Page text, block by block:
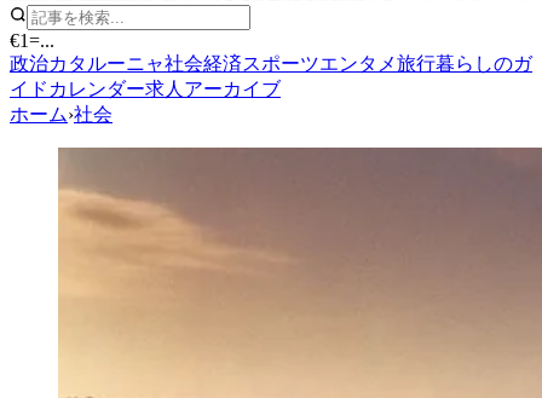
€1=...
政治カタルーニャ社会経済スポーツエンタメ旅行暮らしのガ
イド カレンダー求人 アーカイブ
ホーム›社会